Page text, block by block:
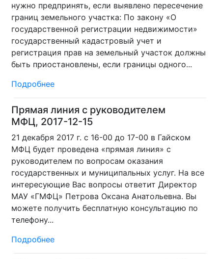
нужно предпринять, если выявлено пересечение
границ земельного участка: По закону «О
государственной регистрации недвижимости»
государственный кадастровый учет и
регистрация прав на земельный участок должны
быть приостановлены, если границы одного...
Подробнее
Прямая линия с руководителем
МФЦ, 2017-12-15
21 декабря 2017 г. с 16-00 до 17-00 в Гайском
МФЦ будет проведена «прямая линия» с
руководителем по вопросам оказания
государственных и муниципальных услуг. На все
интересующие Вас вопросы ответит Директор
МАУ «ГМФЦ» Петрова Оксана Анатольевна. Вы
можете получить бесплатную консультацию по
телефону...
Подробнее